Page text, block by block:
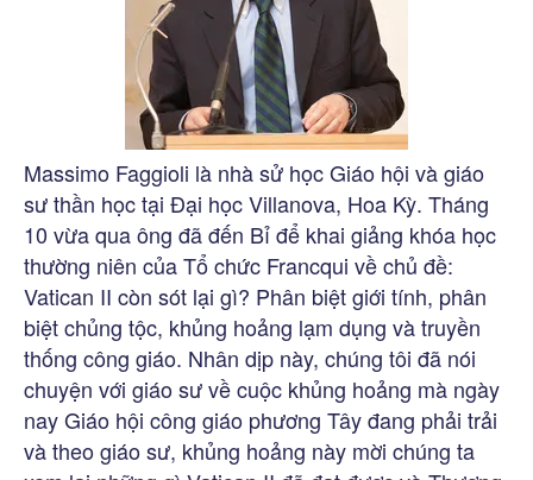
Massimo Faggioli là nhà sử học Giáo hội và giáo
sư thần học tại Đại học Villanova, Hoa Kỳ. Tháng
10 vừa qua ông đã đến Bỉ để khai giảng khóa học
thường niên của Tổ chức Francqui về chủ đề:
Vatican II còn sót lại gì? Phân biệt giới tính, phân
biệt chủng tộc, khủng hoảng lạm dụng và truyền
thống công giáo. Nhân dịp này, chúng tôi đã nói
chuyện với giáo sư về cuộc khủng hoảng mà ngày
nay Giáo hội công giáo phương Tây đang phải trải
và theo giáo sư, khủng hoảng này mời chúng ta